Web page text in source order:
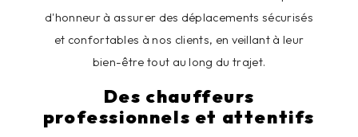
d'honneur à assurer des déplacements sécurisés
et confortables à nos clients, en veillant à leur
bien-être tout au long du trajet.
Des chauffeurs
professionnels et attentifs